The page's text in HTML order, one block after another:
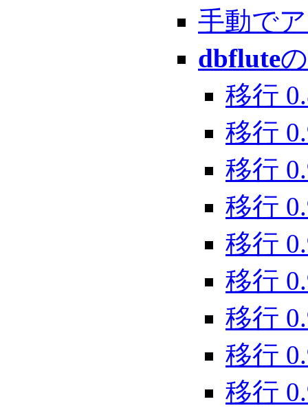
手動で
dbflute
移行
移行
移行
移行
移行
移行
移行
移行
移行